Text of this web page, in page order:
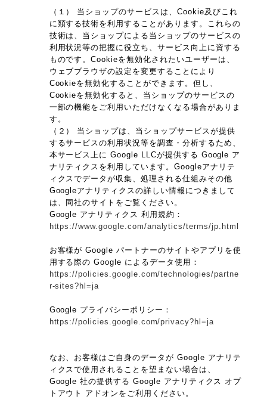
（１） 当ショップのサービスは、Cookie及びこれ
に類する技術を利用することがあります。これらの
技術は、当ショップによる当ショップのサービスの
利用状況等の把握に役立ち、サービス向上に資する
ものです。Cookieを無効化されたいユーザーは、
ウェブブラウザの設定を変更することにより
Cookieを無効化することができます。但し、
Cookieを無効化すると、当ショップのサービスの
一部の機能をご利用いただけなくなる場合がありま
す。
（２） 当ショップは、当ショップサービスが提供
するサービスの利用状況等を調査・分析するため、
本サービス上に Google LLCが提供する Google ア
ナリティクスを利用しています。Googleアナリテ
ィクスでデータが収集、処理される仕組みその他
Googleアナリティクスの詳しい情報につきまして
は、同社のサイトをご覧ください。
Google アナリティクス 利用規約：
https://www.google.com/analytics/terms/jp.html
お客様が Google パートナーのサイトやアプリを使
用する際の Google によるデータ使用：
https://policies.google.com/technologies/partne
r-sites?hl=ja
Google プライバシーポリシー：
https://policies.google.com/privacy?hl=ja
なお、お客様はご自身のデータが Google アナリテ
ィクスで使用されることを望まない場合は、
Google 社の提供する Google アナリティクス オプ
トアウト アドオンをご利用ください。